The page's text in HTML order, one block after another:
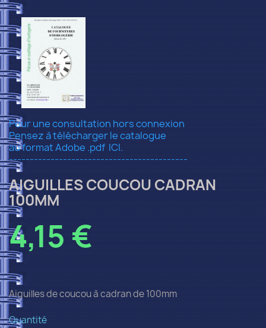
Pour une consultation hors connexion
Pensez à télécharger le catalogue
au format Adobe .pdfICI.
-------------------------------------------
AIGUILLES COUCOU CADRAN
100MM
4,15 €
Aiguilles de coucou à cadran de 100mm
Quantité